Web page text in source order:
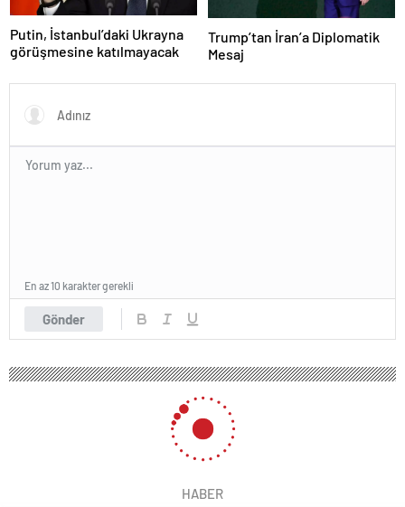
Putin, İstanbul’daki Ukrayna
görüşmesine katılmayacak
Trump’tan İran’a Diplomatik
Mesaj
Gönder
En az 10 karakter gerekli